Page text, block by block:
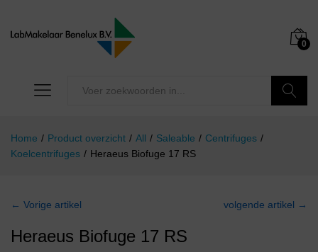
0
Home / Product overzicht / All / Saleable / Centrifuges /
Koelcentrifuges / Heraeus Biofuge 17 RS
← Vorige artikel volgende artikel →
Heraeus Biofuge 17 RS